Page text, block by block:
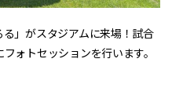
」がスタジアムに来場！試合
ォトセッションを行います。